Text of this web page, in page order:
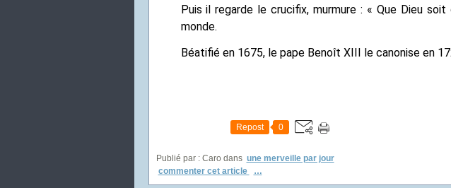
Puis il regarde le crucifix, murmure : « Que Dieu
monde.
Béatifié en 1675, le pape Benoît XIII le canonise en
Repost 0
Publié par : Caro dans une merveille par jour
commenter cet article
…